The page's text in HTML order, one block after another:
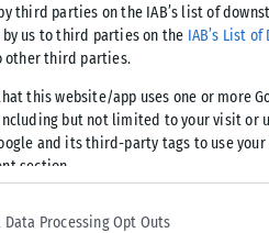
third parties on the IAB’s list of
by us to third parties on the IAB’s List
other third parties.
this website/app uses one or more
but not limited to your visit or
and its third-party tags to use
section.
Data Processing Opt Outs
νέα περίοδο, τη νέα χρονιά με
υπερμετάδοσης και να
Γονέων Μαθητών Ελλάδας
πάντα, κατεύθυνση» κατέληξε